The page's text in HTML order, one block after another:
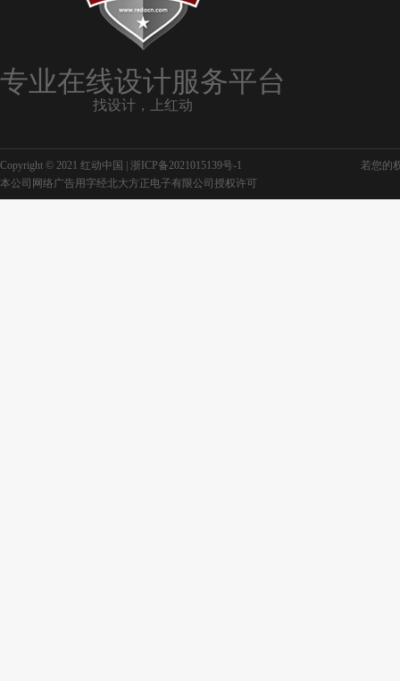
专业在线设计服务平台
找设计，上红动
Copyright © 2021 红动中国 | 浙ICP备2021015139号-1
若您的
本公司网络广告用字经北大方正电子有限公司授权许可